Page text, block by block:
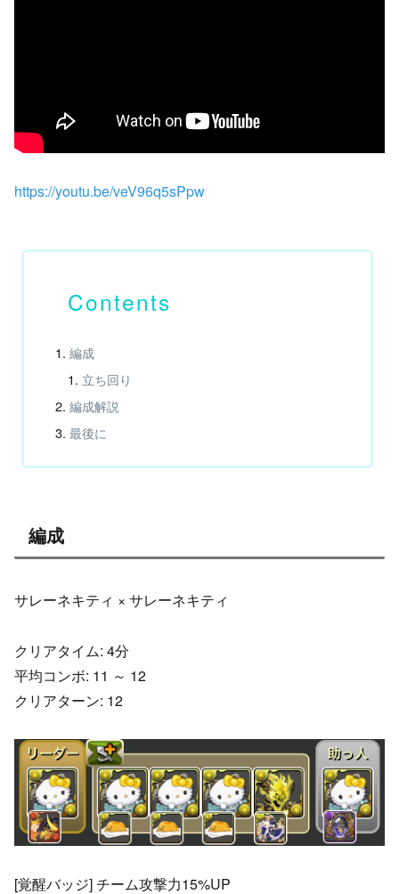
https://youtu.be/veV96q5sPpw
編成
立ち回り
編成解説
最後に
編成
サレーネキティ × サレーネキティ
クリアタイム: 4分
平均コンボ: 11 ～ 12
クリアターン: 12
[覚醒バッジ] チーム攻撃力15%UP